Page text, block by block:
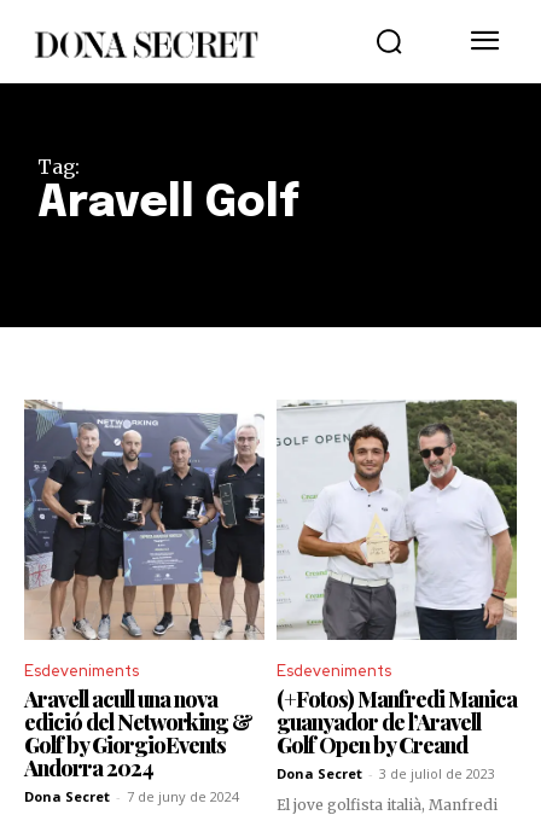
Tag:
Aravell Golf
Esdeveniments
Aravell acull una nova
edició del Networking &
Golf by GiorgioEvents
Andorra 2024
Dona Secret - 7 de juny de 2024
Esdeveniments
(+Fotos) Manfredi Manica
guanyador de l’Aravell
Golf Open by Creand
Dona Secret - 3 de juliol de 2023
El jove golfista italià, Manfredi